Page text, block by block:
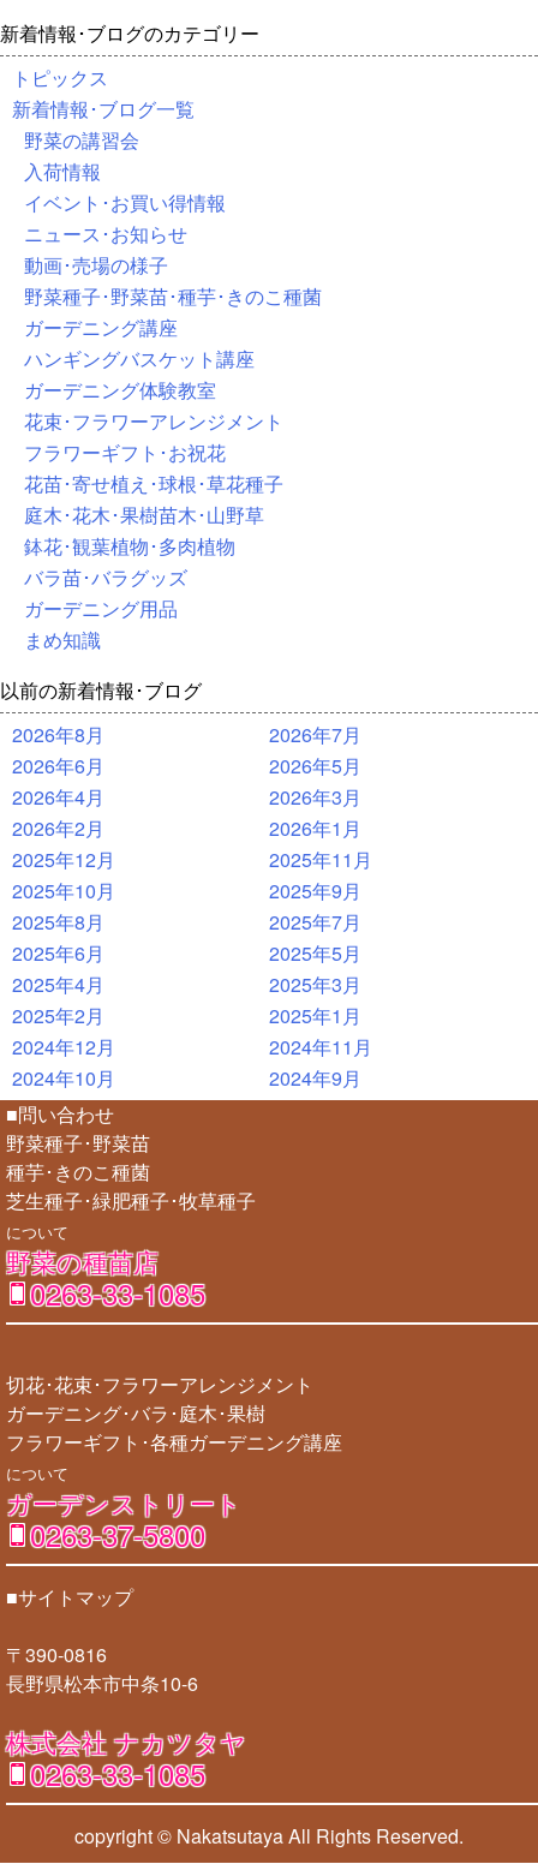
新着情報･ブログのカテゴリー
トピックス
新着情報･ブログ一覧
野菜の講習会
入荷情報
イベント･お買い得情報
ニュース･お知らせ
動画･売場の様子
野菜種子･野菜苗･種芋･きのこ種菌
ガーデニング講座
ハンギングバスケット講座
ガーデニング体験教室
花束･フラワーアレンジメント
フラワーギフト･お祝花
花苗･寄せ植え･球根･草花種子
庭木･花木･果樹苗木･山野草
鉢花･観葉植物･多肉植物
バラ苗･バラグッズ
ガーデニング用品
まめ知識
以前の新着情報･ブログ
2026年8月
2026年7月
2026年6月
2026年5月
2026年4月
2026年3月
2026年2月
2026年1月
2025年12月
2025年11月
2025年10月
2025年9月
2025年8月
2025年7月
2025年6月
2025年5月
2025年4月
2025年3月
2025年2月
2025年1月
2024年12月
2024年11月
2024年10月
2024年9月
■問い合わせ
野菜種子･野菜苗
種芋･きのこ種菌
芝生種子･緑肥種子･牧草種子
について
野菜の種苗店
0263-33-1085
切花･花束･フラワーアレンジメント
ガーデニング･バラ･庭木･果樹
フラワーギフト･各種ガーデニング講座
について
ガーデンストリート
0263-37-5800
■サイトマップ
〒390-0816
長野県松本市中条10-6
株式会社 ナカツタヤ
0263-33-1085
copyright © NakatsutayaAll Rights Reserved.